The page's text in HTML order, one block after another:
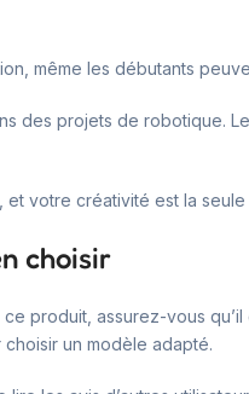
même les débutants
des projets de robotique.
et votre créativité est la seule
choisir
produit, assurez-vous
un modèle adapté.